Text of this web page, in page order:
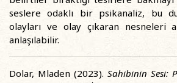
seslere odaklı bir psikanaliz, bu
olayları ve olay çıkaran nesneleri
anlaşılabilir.
Dolar, Mladen (2023). Sahibinin Sesi: